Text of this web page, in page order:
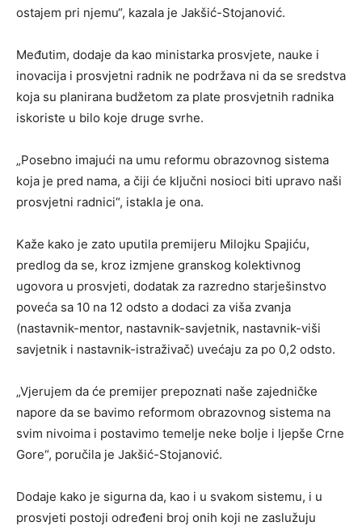
ostajem pri njemu“, kazala je Jakšić-Stojanović.
Međutim, dodaje da kao ministarka prosvjete, nauke i
inovacija i prosvjetni radnik ne podržava ni da se sredstva
koja su planirana budžetom za plate prosvjetnih radnika
iskoriste u bilo koje druge svrhe.
„Posebno imajući na umu reformu obrazovnog sistema
koja je pred nama, a čiji će ključni nosioci biti upravo naši
prosvjetni radnici“, istakla je ona.
Kaže kako je zato uputila premijeru Milojku Spajiću,
predlog da se, kroz izmjene granskog kolektivnog
ugovora u prosvjeti, dodatak za razredno starješinstvo
poveća sa 10 na 12 odsto a dodaci za viša zvanja
(nastavnik-mentor, nastavnik-savjetnik, nastavnik-viši
savjetnik i nastavnik-istraživač) uvećaju za po 0,2 odsto.
„Vjerujem da će premijer prepoznati naše zajedničke
napore da se bavimo reformom obrazovnog sistema na
svim nivoima i postavimo temelje neke bolje i ljepše Crne
Gore“, poručila je Jakšić-Stojanović.
Dodaje kako je sigurna da, kao i u svakom sistemu, i u
prosvjeti postoji određeni broj onih koji ne zaslužuju